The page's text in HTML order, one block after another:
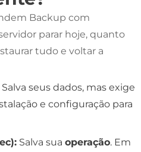
Backup com
parar hoje, quanto
tudo e voltar a
Salva seus dados, mas exige
e configuração para
Salva sua operação. Em